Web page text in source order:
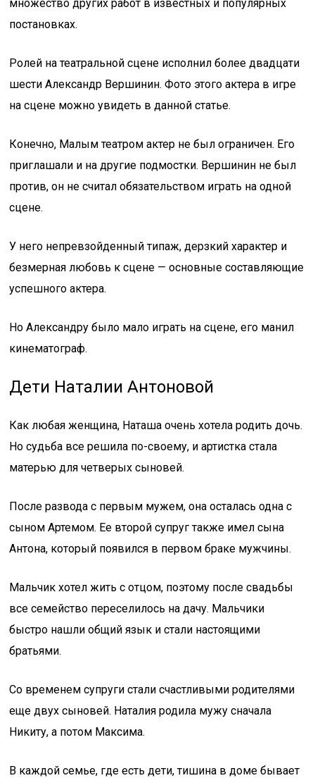
множество других работ в известных и популярных
постановках.
Ролей на театральной сцене исполнил более двадцати
шести Александр Вершинин. Фото этого актера в игре
на сцене можно увидеть в данной статье.
Конечно, Малым театром актер не был ограничен. Его
приглашали и на другие подмостки. Вершинин не был
против, он не считал обязательством играть на одной
сцене.
У него непревзойденный типаж, дерзкий характер и
безмерная любовь к сцене — основные составляющие
успешного актера.
Но Александру было мало играть на сцене, его манил
кинематограф.
Дети Наталии Антоновой
Как любая женщина, Наташа очень хотела родить дочь.
Но судьба все решила по-своему, и артистка стала
матерью для четверых сыновей.
После развода с первым мужем, она осталась одна с
сыном Артемом. Ее второй супруг также имел сына
Антона, который появился в первом браке мужчины.
Мальчик хотел жить с отцом, поэтому после свадьбы
все семейство переселилось на дачу. Мальчики
быстро нашли общий язык и стали настоящими
братьями.
Со временем супруги стали счастливыми родителями
еще двух сыновей. Наталия родила мужу сначала
Никиту, а потом Максима.
В каждой семье, где есть дети, тишина в доме бывает